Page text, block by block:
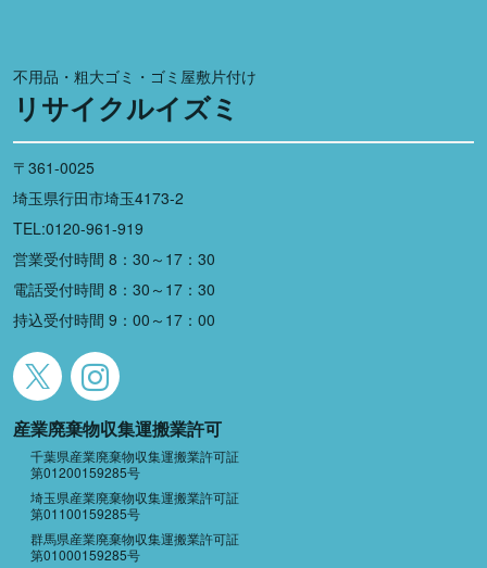
不用品・粗大ゴミ・ゴミ屋敷片付け
リサイクルイズミ
〒361-0025
埼玉県行田市埼玉4173-2
TEL:0120-961-919
営業受付時間 8：30～17：30
電話受付時間 8：30～17：30
持込受付時間 9：00～17：00
産業廃棄物収集運搬業許可
千葉県産業廃棄物収集運搬業許可証
第01200159285号
埼玉県産業廃棄物収集運搬業許可証
第01100159285号
群馬県産業廃棄物収集運搬業許可証
第01000159285号